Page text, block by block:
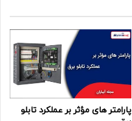
پارامتر های مؤثر بر عملکرد تابلو